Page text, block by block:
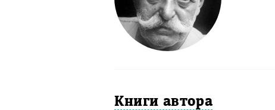
Книги автора